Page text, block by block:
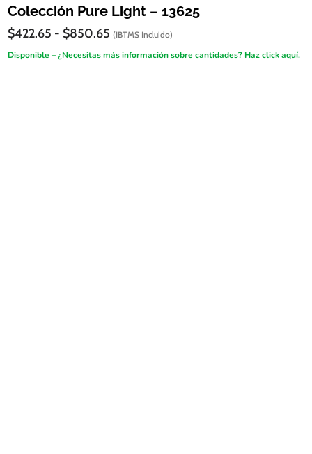
Colección Pure Light – 13625
$422.65 - $850.65 Rango
precios:
(IBTMS Incluido)
Disponible – ¿Necesitas más información sobre cantidades? Haz click aquí.